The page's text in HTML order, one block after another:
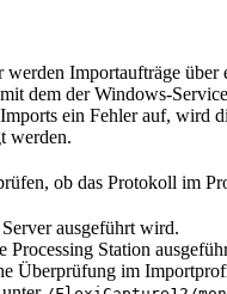
Importaufträge
dem der Windows-
ein Fehler auf,
werden.
ob das Protokoll im
ausgeführt wird.
Processing Station
Überprüfung im